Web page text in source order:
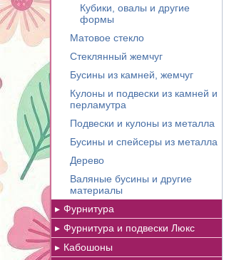
Кубики, овалы и другие
формы
Матовое стекло
Стеклянный жемчуг
Бусины из камней, жемчуг
Кулоны и подвески из камней и
перламутра
Подвески и кулоны из металла
Бусины и спейсеры из металла
Дерево
Валяные бусины и другие
материалы
Фурнитура
Фурнитура и подвески Люкс
Кабошоны